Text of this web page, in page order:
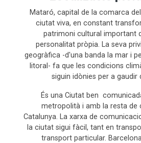
Mataró, capital de la comarca
ciutat viva, en constant
patrimoni cultural important
personalitat pròpia. La seva
geogràfica -d'una banda la mar i
litoral- fa que les condicions
siguin idònies per a gaudir
És una Ciutat ben
metropolità i amb la resta de
Catalunya. La xarxa de
la ciutat sigui fàcil, tant en
transport particular.